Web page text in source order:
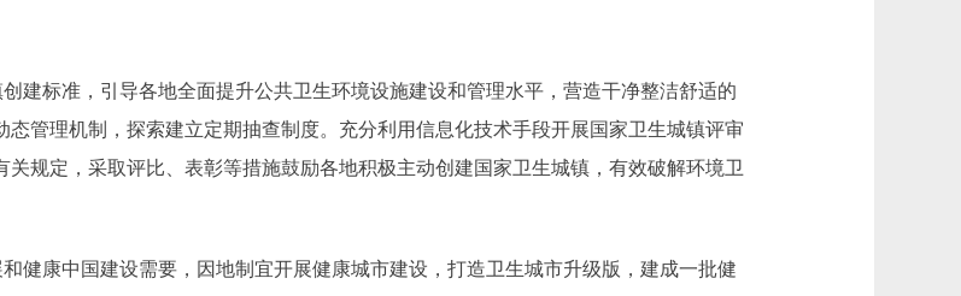
标准，引导各地全面提升公共卫生环境设施建设和管理水平，营造干净整洁舒适的
管理机制，探索建立定期抽查制度。充分利用信息化技术手段开展国家卫生城镇评审
规定，采取评比、表彰等措施鼓励各地积极主动创建国家卫生城镇，有效破解环境卫
康中国建设需要，因地制宜开展健康城市建设，打造卫生城市升级版，建成一批健